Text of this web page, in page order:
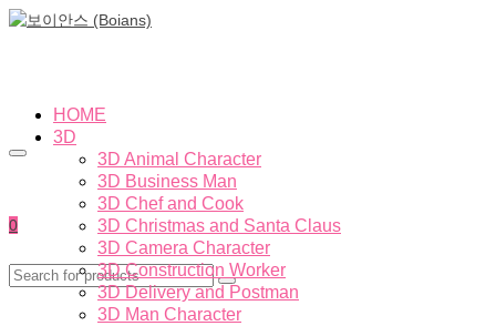
0
HOME
3D
3D Animal Character
3D Business Man
3D Chef and Cook
3D Christmas and Santa Claus
3D Camera Character
3D Construction Worker
3D Delivery and Postman
3D Man Character